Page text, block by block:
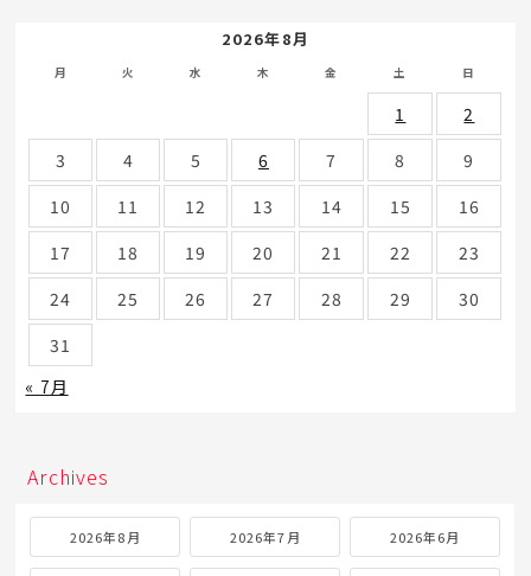
2026年8月
月 火 水 木 金 土 日
1
2
3
4 5 6 7 8
9
10
11 12 13 14 15
16
17
18 19 20 21 22
23
24
25 26 27 28 29
30
31
« 7月
Archives
2026年8月 2026年7月 2026年6月